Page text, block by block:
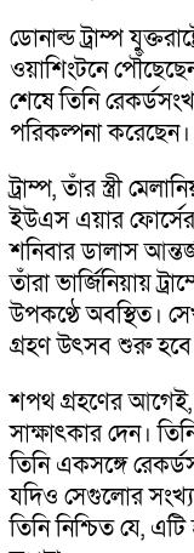
ডোনাল্ড ট্রাম্প
ওয়াশিংটনে
শেষে তিনি
পরিকল্পনা করেছেন।
ট্রাম্প, তাঁর স্ত্রী
ইউএস এয়ার
শনিবার ডালাস
তাঁরা ভার্জিনিয়ায়
উপকণ্ঠে অবস্থিত।
গ্রহণ উৎসব শুরু
শপথ গ্রহণের আগেই,
সাক্ষাৎকার দেন।
তিনি একসঙ্গে
যদিও সেগুলোর
তিনি নিশ্চিত যে,